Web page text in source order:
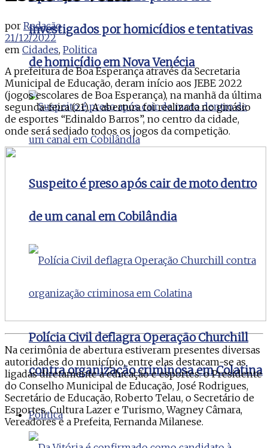
investigados por homicídios e tentativas
de homicídio em Nova Venécia
Suspeito é preso após cair de moto dentro
de um canal em Cobilândia
Polícia Civil deflagra Operação Churchill
contra organização criminosa em Colatina
Politica
por Redação
21/12/2022
em Cidades, Politica
A prefeitura de Boa Esperança através da Secretaria
Municipal de Educação, deram início aos JEBE 2022
(jogos escolares de Boa Esperança), na manhã da última
segunda-feira (21). A abertura foi realizada no ginásio
de esportes “Edinaldo Barros”, no centro da cidade,
onde será sediado todos os jogos da competição.
Na cerimônia de abertura estiveram presentes diversas
autoridades do município, entre elas destacam-se as
ligadas diretamente a educação e esportes: o Presidente
do Conselho Municipal de Educação, José Rodrigues,
Secretário de Educação, Roberto Telau, o Secretário de
Esportes, Cultura Lazer e Turismo, Wagney Câmara,
Vereadores e a Prefeita, Fernanda Milanese.